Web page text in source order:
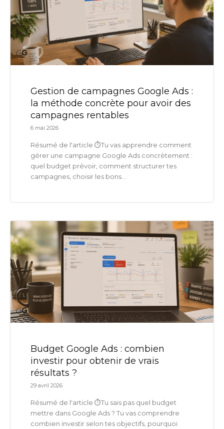
Gestion de campagnes Google Ads :
la méthode concrète pour avoir des
campagnes rentables
6 mai 2026
Résumé de l'article ⏱️Tu vas apprendre comment
gérer une campagne Google Ads concrètement :
quel budget prévoir, comment structurer tes
campagnes, choisir les bons...
Budget Google Ads : combien
investir pour obtenir de vrais
résultats ?
29 avril 2026
Résumé de l'article ⏱️Tu sais pas quel budget
mettre dans Google Ads ? Tu vas comprendre
combien investir selon tes objectifs, pourquoi